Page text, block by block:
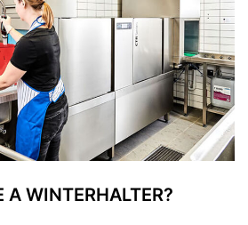
A WINTERHALTER?